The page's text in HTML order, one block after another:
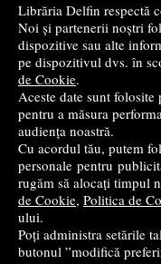
Librăria Delfin respectă
Noi și partenerii noștri
dispozitive sau alte
pe dispozitivul dvs. în
de Cookie.
Aceste date sunt folosite
pentru a măsura
audiența noastră.
Cu acordul tău, putem
personale pentru
rugăm să alocați timpul
de Cookie, Politica de
ului.
Poți administra setările
butonul ”modifică
Cele mai bune cărți
Top cărți beletristică
...toate știrile
© 2004
Magazin